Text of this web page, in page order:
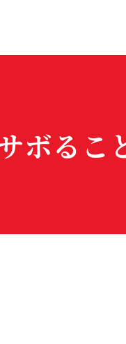
ボるこ